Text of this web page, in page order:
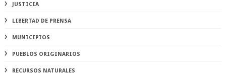
JUSTICIA
LIBERTAD DE PRENSA
MUNICIPIOS
PUEBLOS ORIGINARIOS
RECURSOS NATURALES